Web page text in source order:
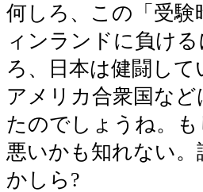
何しろ、この「受
ィンランドに負け
ろ、日本は健闘し
アメリカ合衆国な
たのでしょうね。
悪いかも知れない
かしら?